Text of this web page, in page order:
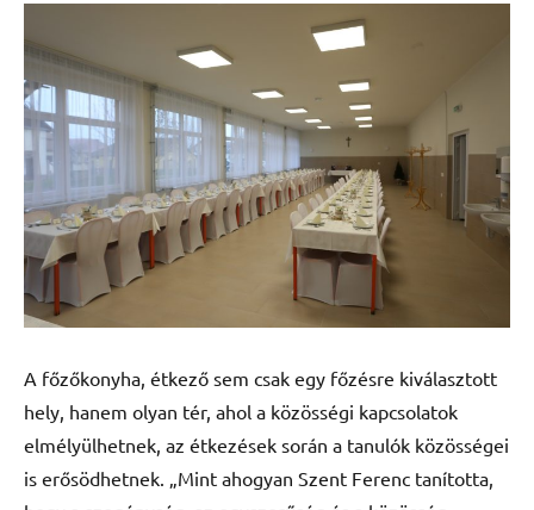
A főzőkonyha, étkező sem csak egy főzésre kiválasztott
hely, hanem olyan tér, ahol a közösségi kapcsolatok
elmélyülhetnek, az étkezések során a tanulók közösségei
is erősödhetnek. „Mint ahogyan Szent Ferenc tanította,